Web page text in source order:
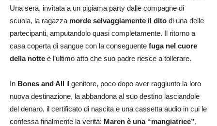
Una sera, invitata a un pigiama party dalle compagne di
scuola, la ragazza morde selvaggiamente il dito di una delle
partecipanti, amputandolo quasi completamente. Il ritorno a
casa coperta di sangue con la conseguente fuga nel cuore
della notte è l’ultimo atto che suo padre riesce a tollerare.
In Bones and All il genitore, poco dopo aver raggiunto la loro
nuova destinazione, la abbandona al suo destino lasciandole
del denaro, il certificato di nascita e una cassetta audio in cui le
confessa finalmente la verità: Maren è una “mangiatrice”,